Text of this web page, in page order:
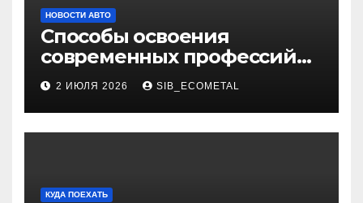
НОВОСТИ АВТО
Способы освоения
современных профессий
через онлайн-курсы
2 ИЮЛЯ 2026 SIB_ECOMETAL
КУДА ПОЕХАТЬ